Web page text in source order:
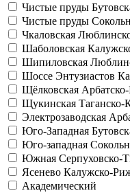
Чистые пруды
Чистые пруды
Чкаловская
Шаболовская
Шипиловская
Шоссе Энтузиастов
Щёлковская
Щукинская Таганско-
Электрозаводская
Юго-Западная
Юго-западная
Южная Серпуховско-
Ясенево Калужско-
Академический